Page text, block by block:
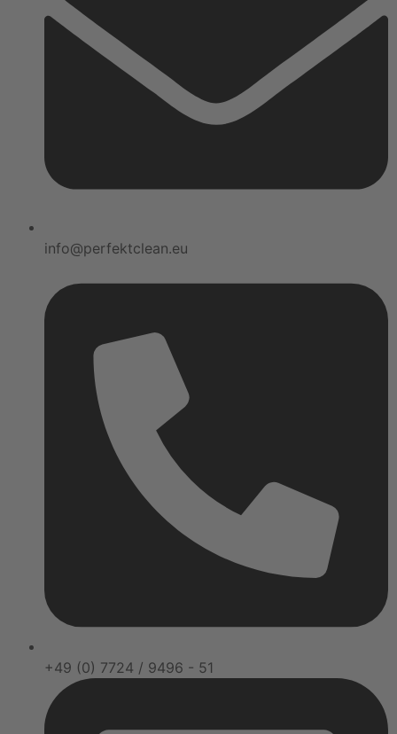
info@perfektclean.eu
+49 (0) 7724 / 9496 - 51